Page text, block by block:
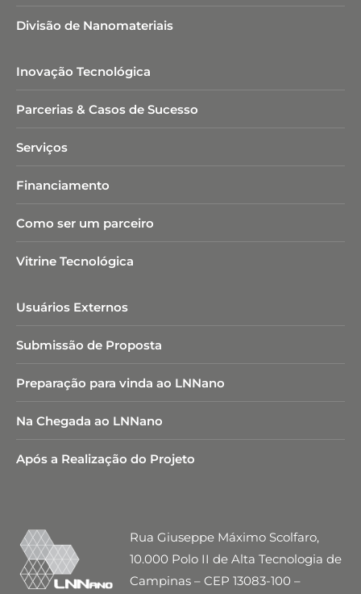
Divisão de Nanomateriais
Inovação Tecnológica
Parcerias & Casos de Sucesso
Serviços
Financiamento
Como ser um parceiro
Vitrine Tecnológica
Usuários Externos
Submissão de Proposta
Preparação para vinda ao LNNano
Na Chegada ao LNNano
Após a Realização do Projeto
Rua Giuseppe Máximo Scolfaro,
10.000 Polo II de Alta Tecnologia de
Campinas – CEP 13083-100 –